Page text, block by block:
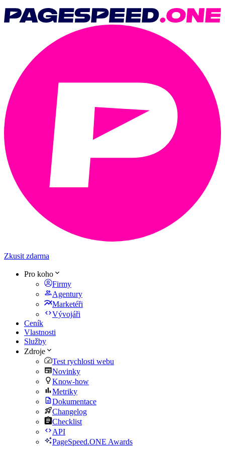
Zkusit zdarma
Pro koho
Firmy
Agentury
Marketéři
Vývojáři
Ceník
Vlastnosti
Služby
Zdroje
Test rychlosti webu
Novinky
Know-how
Metriky
Dokumentace
Changelog
Checklist
API
PageSpeed.ONE Awards